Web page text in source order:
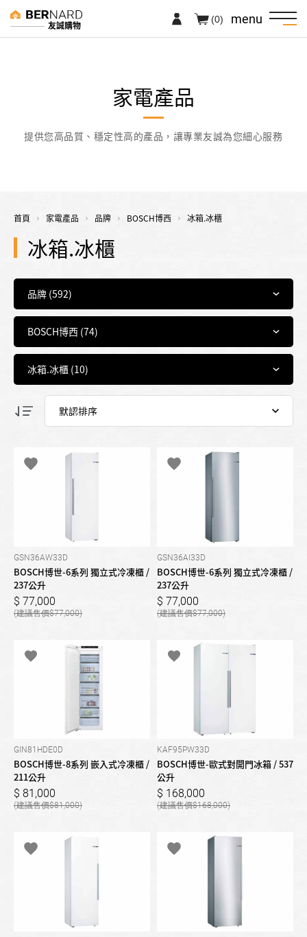
友誠購物 menu
(0)
家電產品
提供您高品質、穩定性高的產品，讓專業友誠為您細心服務
首頁 家電產品 品牌 BOSCH博西 冰箱.冰櫃
冰箱.冰櫃
GSN36AW33D
BOSCH博世-6系列 獨立式冷凍櫃 /
237公升
77,000
77,000
GSN36AI33D
BOSCH博世-6系列 獨立式冷凍櫃 /
237公升
77,000
77,000
GIN81HDE0D
BOSCH博世-8系列 嵌入式冷凍櫃 /
211公升
81,000
81,000
KAF95PW33D
BOSCH博世-歐式對開門冰箱 / 537
公升
168,000
168,000